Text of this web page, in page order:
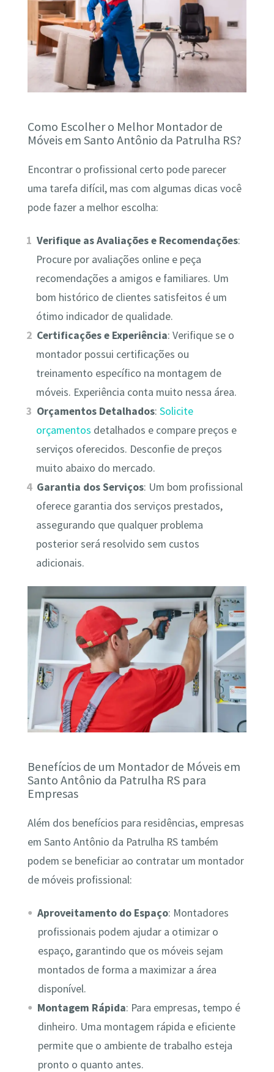
Como Escolher o Melhor Montador de
Móveis em Santo Antônio da Patrulha RS?
Encontrar o profissional certo pode parecer
uma tarefa difícil, mas com algumas dicas você
pode fazer a melhor escolha:
Verifique as Avaliações e Recomendações:
Procure por avaliações online e peça
recomendações a amigos e familiares. Um
bom histórico de clientes satisfeitos é um
ótimo indicador de qualidade.
Certificações e Experiência: Verifique se o
montador possui certificações ou
treinamento específico na montagem de
móveis. Experiência conta muito nessa área.
Orçamentos Detalhados:Solicite
orçamentos detalhados e compare preços e
serviços oferecidos. Desconfie de preços
muito abaixo do mercado.
Garantia dos Serviços: Um bom profissional
oferece garantia dos serviços prestados,
assegurando que qualquer problema
posterior será resolvido sem custos
adicionais.
Benefícios de um Montador de Móveis em
Santo Antônio da Patrulha RS para
Empresas
Além dos benefícios para residências, empresas
em Santo Antônio da Patrulha RS também
podem se beneficiar ao contratar um montador
de móveis profissional:
Aproveitamento do Espaço: Montadores
profissionais podem ajudar a otimizar o
espaço, garantindo que os móveis sejam
montados de forma a maximizar a área
disponível.
Montagem Rápida: Para empresas, tempo é
dinheiro. Uma montagem rápida e eficiente
permite que o ambiente de trabalho esteja
pronto o quanto antes.